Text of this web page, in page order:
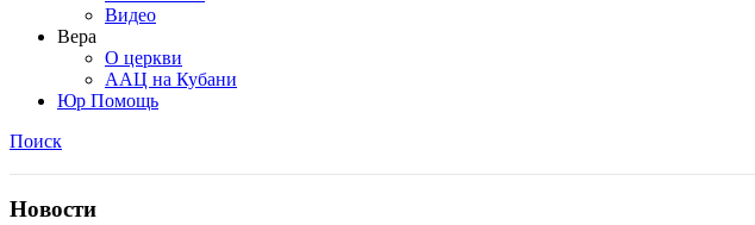
Видео
Вера
О церкви
ААЦ на Кубани
Юр Помощь
Поиск
Новости